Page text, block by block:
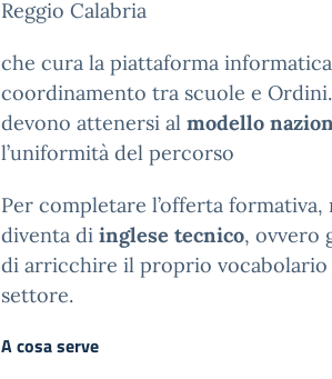
Reggio Calabria
che cura la piattaforma
coordinamento tra scuole e
devono attenersi al modello
l’uniformità del percorso
Per completare l’offerta formativa,
diventa di inglese tecnico, ovvero
di arricchire il proprio
settore.
A cosa serve